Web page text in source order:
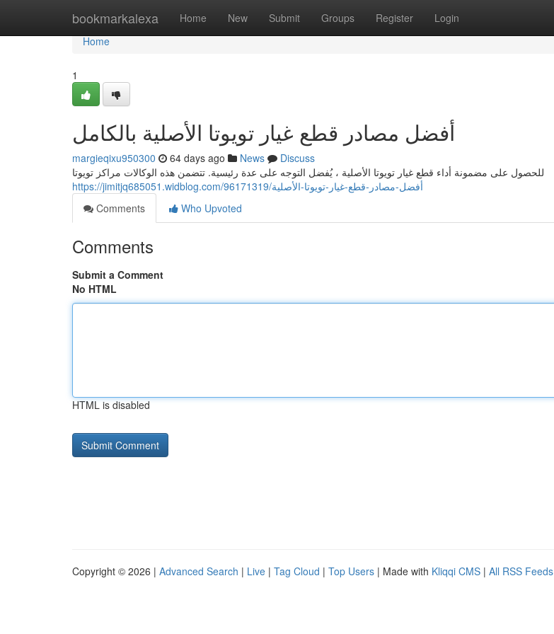
bookmarkalexa Home New Submit Groups Register Login
Home
Home
1
أفضل مصادر قطع غيار تويوتا الأصلية بالكامل
margieqixu950300 64 days ago News
Discuss
للحصول على مضمونة أداء قطع غيار تويوتا الأصلية ، يُفضل التوجه على عدة رئيسية. تتضمن هذه الوكالات مراكز تويوتا
https://jimitjq685051.widblog.com/96171319/أفضل-مصادر-قطع-غيار-تويوتا-الأصلية
Comments
Who Upvoted
Comments
Submit a Comment
No HTML
HTML is disabled
Copyright © 2026 | Advanced Search | Live | Tag Cloud | Top Users | Made with Kliqqi CMS | All RSS Feeds